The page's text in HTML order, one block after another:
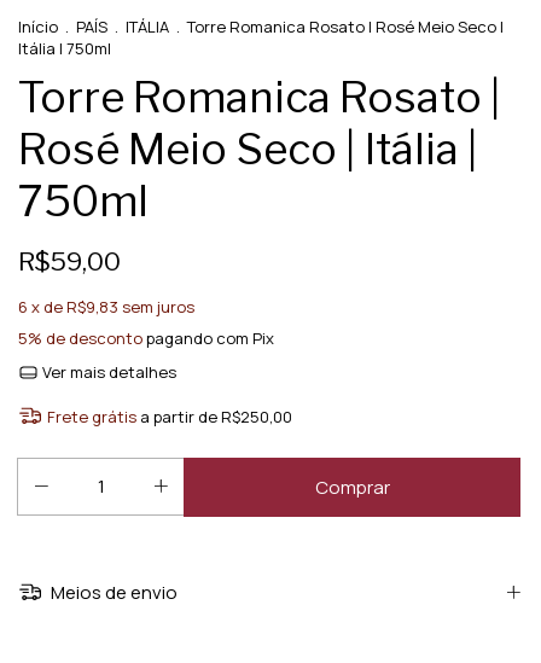
Início . PAÍS . ITÁLIA . Torre Romanica Rosato | Rosé Meio Seco |
Itália | 750ml
Torre Romanica Rosato |
Rosé Meio Seco | Itália |
750ml
R$59,00
6 x deR$9,83 sem juros
5% de descontopagando com Pix
Ver mais detalhes
Frete grátis a partir deR$250,00
Meios de envio